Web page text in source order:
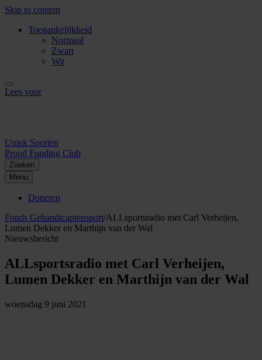
Skip to content
Toegankelijkheid
Normaal
Zwart
Wit
Lees voor
Uniek Sporten
Proud Funding Club
Zoeken
Menu
Doneren
Fonds Gehandicaptensport/ALLsportsradio met Carl Verheijen,
Lumen Dekker en Marthijn van der Wal
Nieuwsbericht
ALLsportsradio met Carl Verheijen,
Lumen Dekker en Marthijn van der Wal
woensdag 9 juni 2021